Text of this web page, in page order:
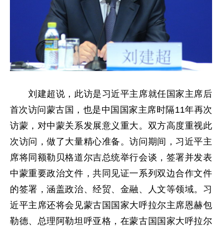
刘建超说，此访是习近平主席就任国家主席后
首次访问蒙古国，也是中国国家主席时隔11年再次
访蒙，对中蒙关系发展意义重大。双方高度重视此
次访问，做了大量精心准备。访问期间，习近平主
席将同额勒贝格道尔吉总统举行会谈，签署并发表
中蒙重要政治文件，共同见证一系列双边合作文件
的签署，涵盖政治、经贸、金融、人文等领域。习
近平主席还将会见蒙古国国家大呼拉尔主席恩赫包
勒德、总理阿勒坦呼亚格，在蒙古国国家大呼拉尔